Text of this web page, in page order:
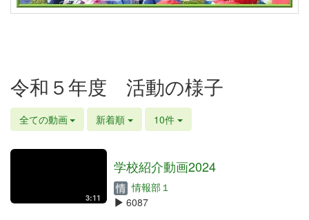
令和５年度 活動の様子
全ての動画 新着順 10件
3:11
学校紹介動画2024
情報部１
6087